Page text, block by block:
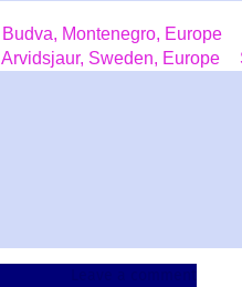
Budva, Montenegro, Europe
Arvidsjaur, Sweden, Europe